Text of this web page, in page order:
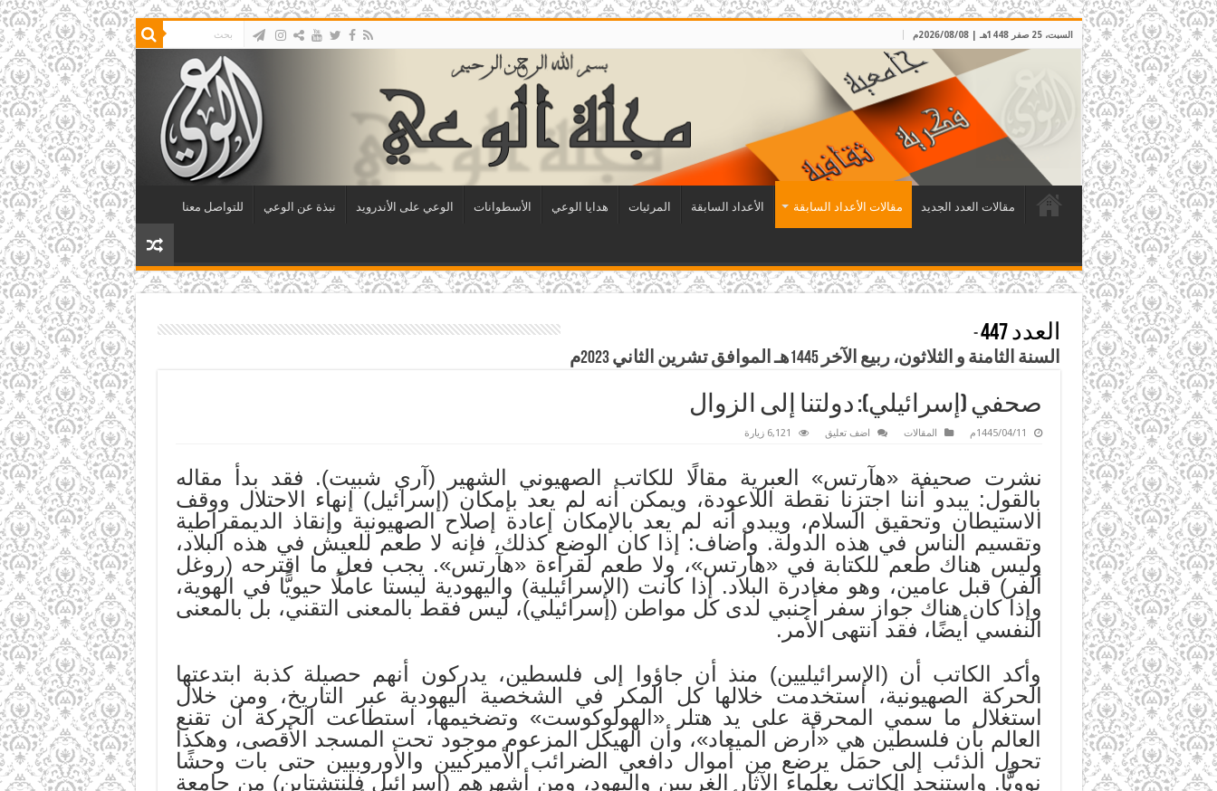
السبت، 25 صفر 1448هـ | 2026/08/08م
مقالات العدد الجديد مقالات الأعداد السابقة الأعداد السابقة المرئيات هدايا الوعي الأسطوانات الوعي على الأندرويد نبذة عن الوعي للتواصل معنا
العدد 447
-
السنة الثامنة و الثلاثون، ربيع الآخر 1445هـ الموافق تشرين الثاني 2023م
صحفي (إسرائيلي): دولتنا إلى الزوال
1445/04/11م المقالات اضف تعليق 6,121 زيارة
نشرت صحيفة «هآرتس» العبرية مقالًا للكاتب الصهيوني الشهير (آري شبيت). فقد بدأ مقاله
بالقول: يبدو أننا اجتزنا نقطة اللاعودة، ويمكن أنه لم يعد بإمكان (إسرائيل) إنهاء الاحتلال ووقف
الاستيطان وتحقيق السلام، ويبدو أنه لم يعد بالإمكان إعادة إصلاح الصهيونية وإنقاذ الديمقراطية
وتقسيم الناس في هذه الدولة. وأضاف: إذا كان الوضع كذلك، فإنه لا طعم للعيش في هذه البلاد،
وليس هناك طعم للكتابة في «هآرتس»، ولا طعم لقراءة «هآرتس». يجب فعل ما اقترحه (روغل
ألفر) قبل عامين، وهو مغادرة البلاد. إذا كانت (الإسرائيلية) واليهودية ليستا عاملًا حيويًّا في الهوية،
وإذا كان هناك جواز سفر أجنبي لدى كل مواطن (إسرائيلي)، ليس فقط بالمعنى التقني، بل بالمعنى
النفسي أيضًا، فقد انتهى الأمر.
وأكد الكاتب أن (الإسرائيليين) منذ أن جاؤوا إلى فلسطين، يدركون أنهم حصيلة كذبة ابتدعتها
الحركة الصهيونية، استخدمت خلالها كل المكر في الشخصية اليهودية عبر التاريخ، ومن خلال
استغلال ما سمي المحرقة على يد هتلر «الهولوكوست» وتضخيمها، استطاعت الحركة أن تقنع
العالم بأن فلسطين هي «أرض الميعاد»، وأن الهيكل المزعوم موجود تحت المسجد الأقصى، وهكذا
تحول الذئب إلى حمَل يرضع من أموال دافعي الضرائب الأميركيين والأوروبيين حتى بات وحشًا
نوويًّا. واستنجد الكاتب بعلماء الآثار الغربيين واليهود، ومن أشهرهم (إسرائيل فلنتشتاين) من جامعة